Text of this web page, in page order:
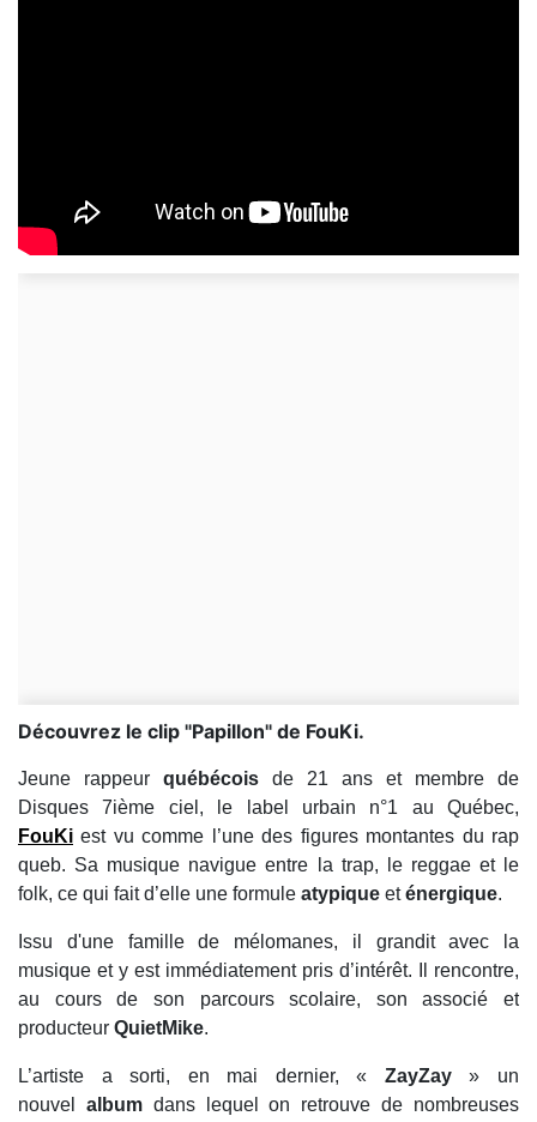
Découvrez le clip "Papillon" de FouKi.
Jeune rappeur québécois de 21 ans et membre de
Disques 7ième ciel, le label urbain n°1 au Québec,
FouKi est vu comme l’une des figures montantes du rap
queb. Sa musique navigue entre la trap, le reggae et le
folk, ce qui fait d’elle une formule atypique eténergique.
Issu d'une famille de mélomanes, il grandit avec la
musique et y est immédiatement pris d’intérêt. Il rencontre,
au cours de son parcours scolaire, son associé et
producteur QuietMike.
L’artiste a sorti, en mai dernier, « ZayZay» un
nouvel albumdans lequel on retrouve de nombreuses